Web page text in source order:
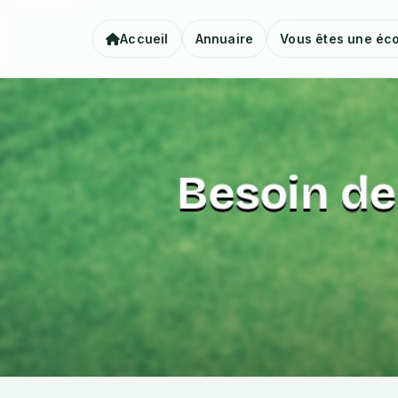
Accueil Annuaire Vous êtes une